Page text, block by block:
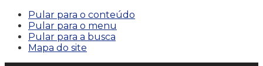
Pular para o conteúdo
Pular para o menu
Pular para a busca
Mapa do site